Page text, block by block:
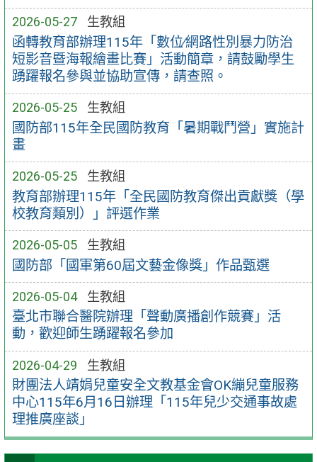
2026-05-27 生教組
函轉教育部辦理115年「數位∕網路性別暴力防治
短影音暨海報繪畫比賽」活動簡章，請鼓勵學生
踴躍報名參與並協助宣傳，請查照。
2026-05-25 生教組
國防部115年全民國防教育「暑期戰鬥營」實施計
畫
2026-05-25 生教組
教育部辦理115年「全民國防教育傑出貢獻獎（學
校教育類別）」評選作業
2026-05-05 生教組
國防部「國軍第60屆文藝金像獎」作品甄選
2026-05-04 生教組
臺北市聯合醫院辦理「聲動廣播創作競賽」活
動，歡迎師生踴躍報名參加
2026-04-29 生教組
財團法人靖娟兒童安全文教基金會OK繃兒童服務
中心115年6月16日辦理「115年兒少交通事故處
理推廣座談」